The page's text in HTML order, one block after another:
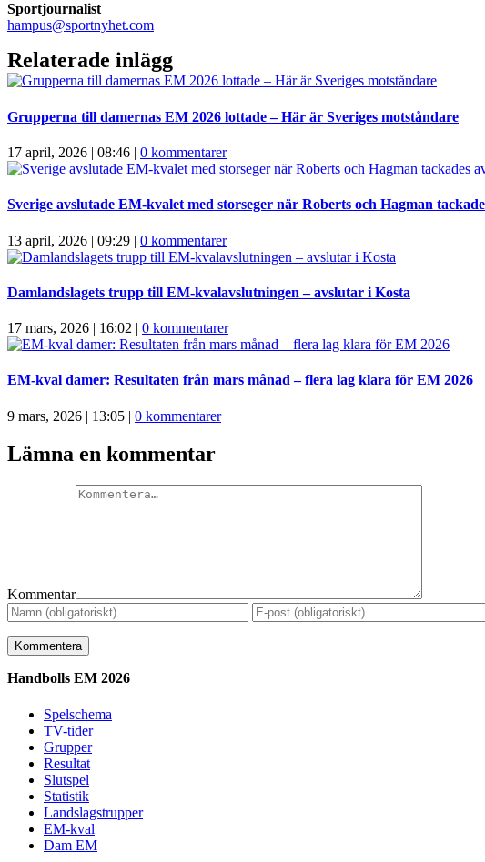
Sportjournalist
hampus@sportnyhet.com
Relaterade inlägg
Grupperna till damernas EM 2026 lottade – Här är Sveriges motståndare
17 april, 2026 | 08:46 | 0 kommentarer
Sverige avslutade EM-kvalet med storseger när Roberts och Hagman
13 april, 2026 | 09:29 | 0 kommentarer
Damlandslagets trupp till EM-kvalavslutningen – avslutar i Kosta
17 mars, 2026 | 16:02 | 0 kommentarer
EM-kval damer: Resultaten från mars månad – flera lag klara för EM 2026
9 mars, 2026 | 13:05 | 0 kommentarer
Lämna en kommentar
Kommentar
Handbolls EM 2026
Spelschema
TV-tider
Grupper
Resultat
Slutspel
Statistik
Landslagstrupper
EM-kval
Dam EM